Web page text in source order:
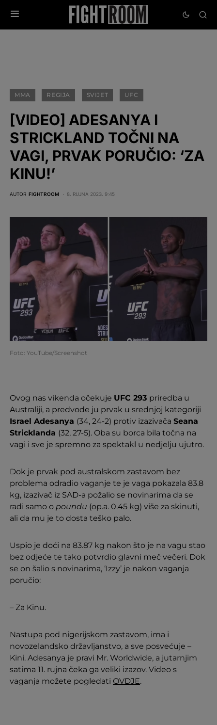
MMA REGIJA SVIJET UFC
[VIDEO] ADESANYA I
STRICKLAND TOČNI NA
VAGI, PRVAK PORUČIO: ‘ZA
KINU!’
AUTOR FIGHTROOM 8. RUJNA 2023. 9:45
Foto: YouTube/Screenshot
Ovog nas vikenda očekuje UFC 293 priredba u
Australiji, a predvode ju prvak u srednjoj kategoriji
Israel Adesanya (34, 24-2) protiv izazivača Seana
Stricklanda (32, 27-5). Oba su borca bila točna na
vagi i sve je spremno za spektakl u nedjelju ujutro.
Dok je prvak pod australskom zastavom bez
problema odradio vaganje te je vaga pokazala 83.8
kg, izazivač iz SAD-a požalio se novinarima da se
radi samo o poundu (op.a. 0.45 kg) više za skinuti,
ali da mu je to dosta teško palo.
Uspio je doći na 83.87 kg nakon što je na vagu stao
bez odjeće te tako potvrdio glavni meč večeri. Dok
se on šalio s novinarima, ‘Izzy’ je nakon vaganja
poručio:
– Za Kinu.
Nastupa pod nigerijskom zastavom, ima i
novozelandsko državljanstvo, a sve posvećuje –
Kini. Adesanya je pravi Mr. Worldwide, a jutarnjim
satima 11. rujna čeka ga veliki izazov. Video s
vaganja možete pogledati OVDJE.